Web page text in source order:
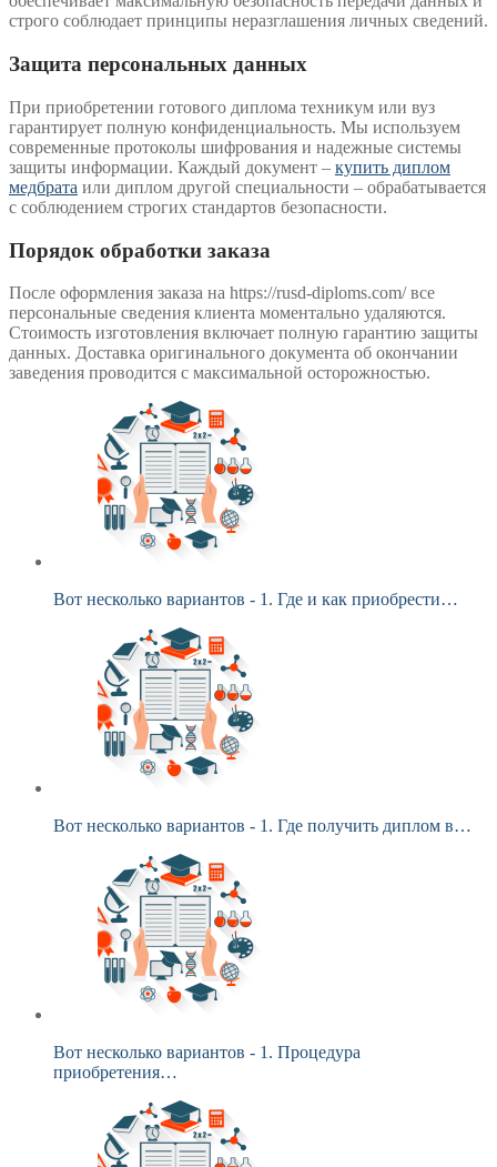
строго соблюдает принципы неразглашения личных сведений.
Защита персональных данных
При приобретении готового диплома техникум или вуз
гарантирует полную конфиденциальность. Мы используем
современные протоколы шифрования и надежные системы
защиты информации. Каждый документ – купить диплом
медбрата или диплом другой специальности – обрабатывается
с соблюдением строгих стандартов безопасности.
Порядок обработки заказа
После оформления заказа на https://rusd-diploms.com/ все
персональные сведения клиента моментально удаляются.
Стоимость изготовления включает полную гарантию защиты
данных. Доставка оригинального документа об окончании
заведения проводится с максимальной осторожностью.
Вот несколько вариантов - 1. Где и как приобрести…
Вот несколько вариантов - 1. Где получить диплом в…
Вот несколько вариантов - 1. Процедура
приобретения…